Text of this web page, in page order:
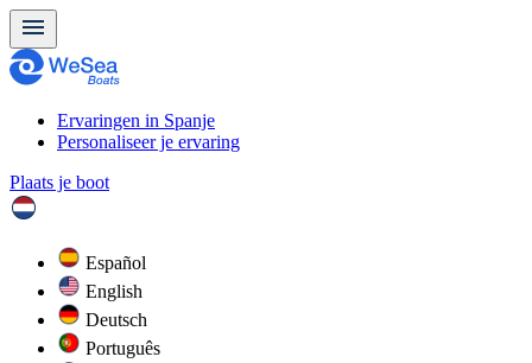
Ervaringen in Spanje
Personaliseer je ervaring
Plaats je boot
Español
English
Deutsch
Português